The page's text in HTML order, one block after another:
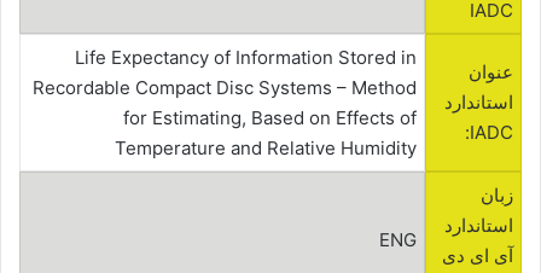
IADC
عنوان
استاندارد
IADC:
Life Expectancy of Information Stored in
Recordable Compact Disc Systems – Method
for Estimating, Based on Effects of
Temperature and Relative Humidity
زبان
استاندارد
آی ای دی
ENG